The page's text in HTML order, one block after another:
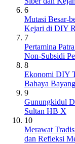
6
Mutasi Besar-
Kejari di DIY
7
Pertamina
Non-Subsidi
8
Ekonomi DIY
Bahaya
9
Gunungkidul
Sultan HB X
10
Merawat
dan Refleksi